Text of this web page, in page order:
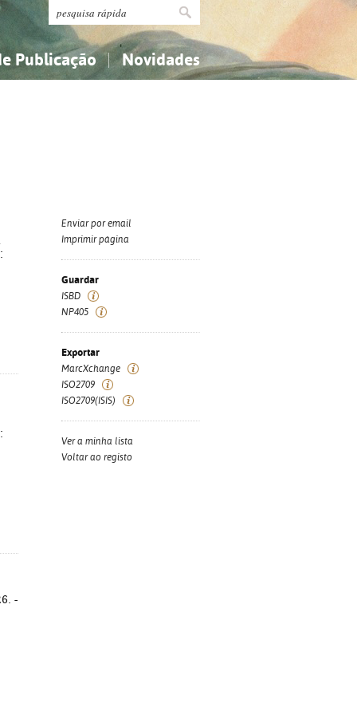
Publicação Novidades
-
Enviar por email
Imprimir página
Guardar
ISBD
NP405
Exportar
MarcXchange
ISO2709
ISO2709(ISIS)
Ver a minha lista
Voltar ao registo